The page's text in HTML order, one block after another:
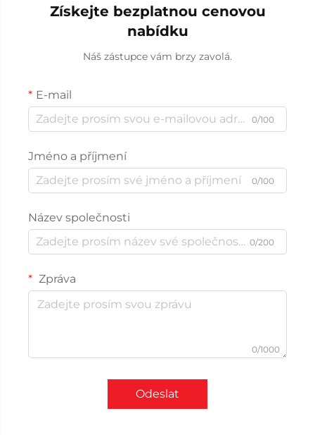
Získejte bezplatnou cenovou
nabídku
Náš zástupce vám brzy zavolá.
E-mail
0/100
Jméno a příjmení
0/100
Název společnosti
0/200
Zpráva
0/1000
Odeslat